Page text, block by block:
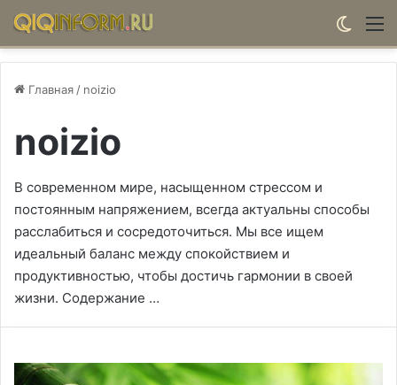
Главная / noizio
noizio
В современном мире, насыщенном стрессом и
постоянным напряжением, всегда актуальны способы
расслабиться и сосредоточиться. Мы все ищем
идеальный баланс между спокойствием и
продуктивностью, чтобы достичь гармонии в своей
жизни. Содержание …